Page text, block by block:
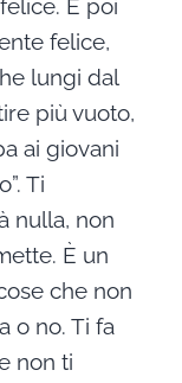
E poi
felice,
lungi dal
più vuoto,
ai giovani
Ti
nulla, non
È un
che non
o no. Ti fa
non ti